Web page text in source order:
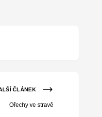
ČLÁNEK
Ořechy ve stravě